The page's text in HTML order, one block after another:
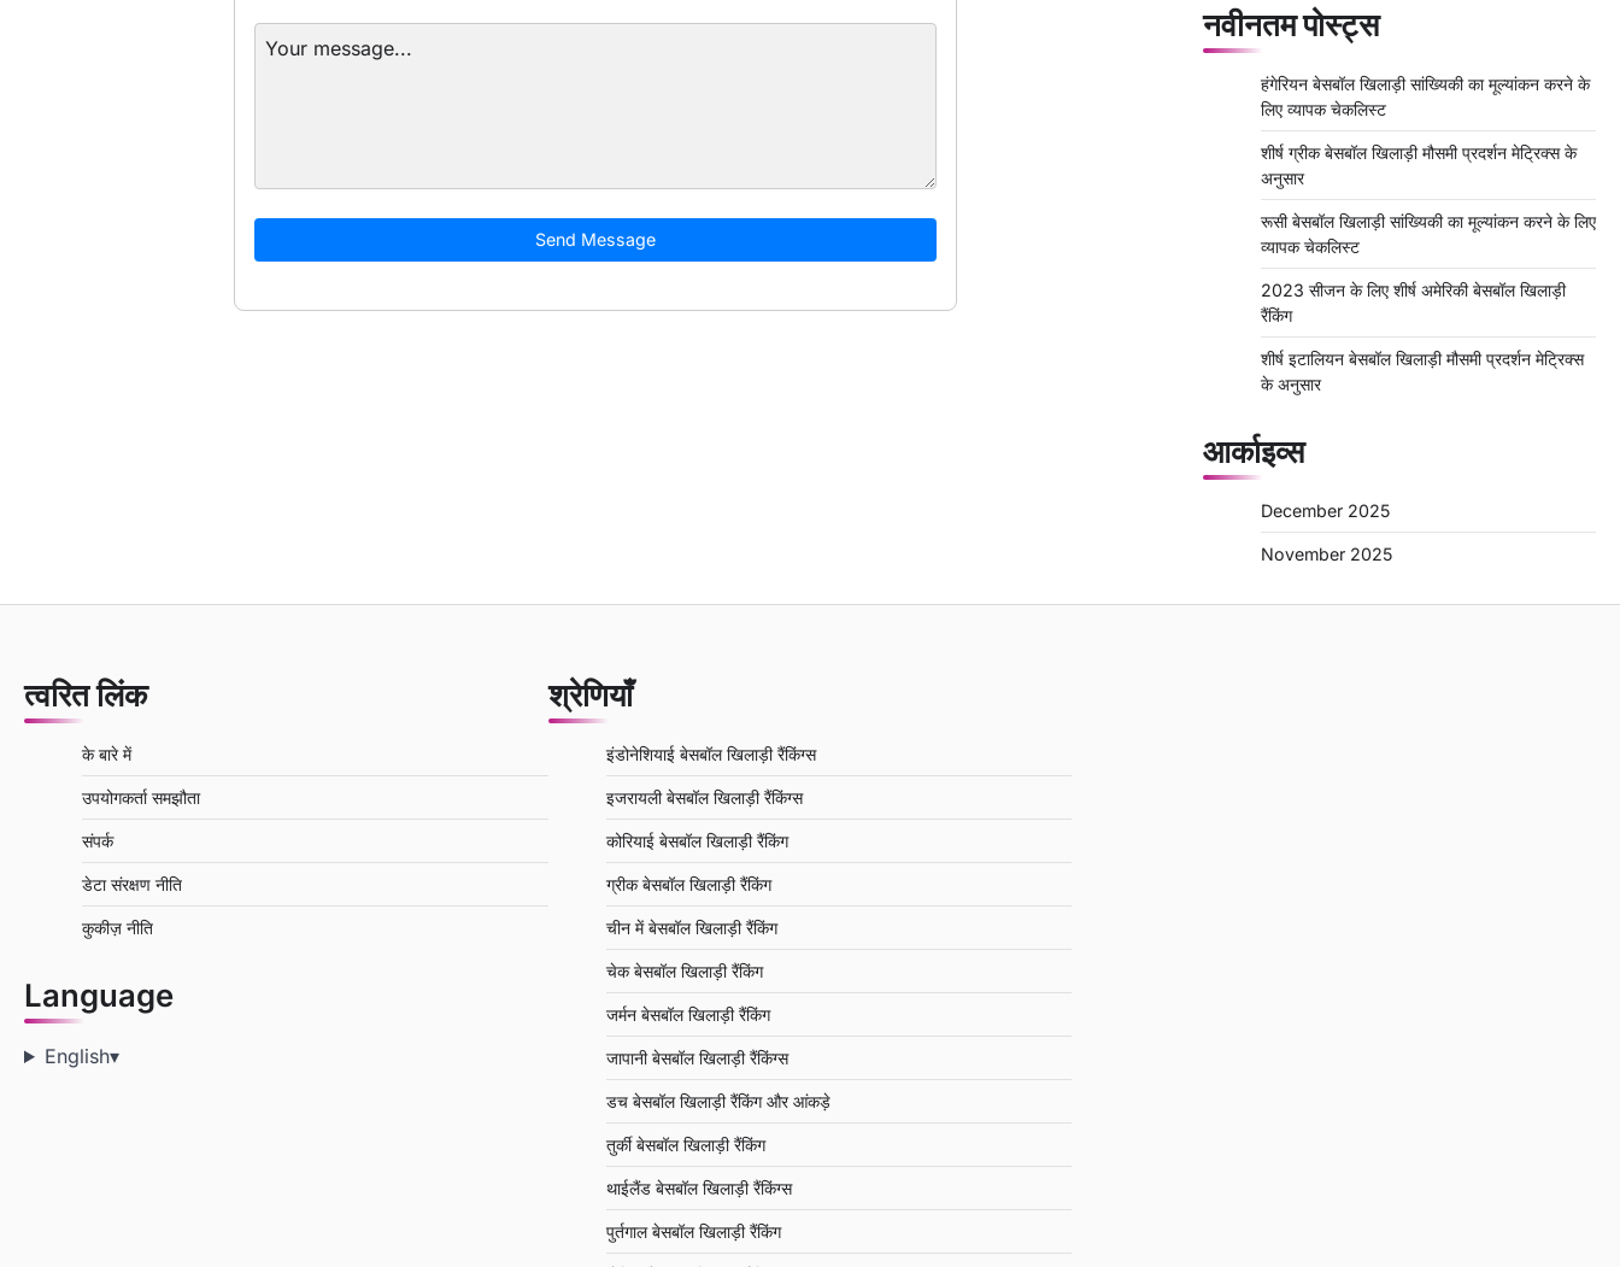
Send Message
नवीनतम पोस्ट्स
हंगेरियन बेसबॉल खिलाड़ी सांख्यिकी का मूल्यांकन करने के
लिए व्यापक चेकलिस्ट
शीर्ष ग्रीक बेसबॉल खिलाड़ी मौसमी प्रदर्शन मेट्रिक्स के
अनुसार
रूसी बेसबॉल खिलाड़ी सांख्यिकी का मूल्यांकन करने के लिए
व्यापक चेकलिस्ट
2023 सीजन के लिए शीर्ष अमेरिकी बेसबॉल खिलाड़ी
रैंकिंग
शीर्ष इटालियन बेसबॉल खिलाड़ी मौसमी प्रदर्शन मेट्रिक्स
के अनुसार
आर्काइव्स
December 2025
November 2025
त्वरित लिंक
के बारे में
उपयोगकर्ता समझौता
संपर्क
डेटा संरक्षण नीति
कुकीज़ नीति
Language
English▾
श्रेणियाँ
इंडोनेशियाई बेसबॉल खिलाड़ी रैंकिंग्स
इजरायली बेसबॉल खिलाड़ी रैंकिंग्स
कोरियाई बेसबॉल खिलाड़ी रैंकिंग
ग्रीक बेसबॉल खिलाड़ी रैंकिंग
चीन में बेसबॉल खिलाड़ी रैंकिंग
चेक बेसबॉल खिलाड़ी रैंकिंग
जर्मन बेसबॉल खिलाड़ी रैंकिंग
जापानी बेसबॉल खिलाड़ी रैंकिंग्स
डच बेसबॉल खिलाड़ी रैंकिंग और आंकड़े
तुर्की बेसबॉल खिलाड़ी रैंकिंग
थाईलैंड बेसबॉल खिलाड़ी रैंकिंग्स
पुर्तगाल बेसबॉल खिलाड़ी रैंकिंग